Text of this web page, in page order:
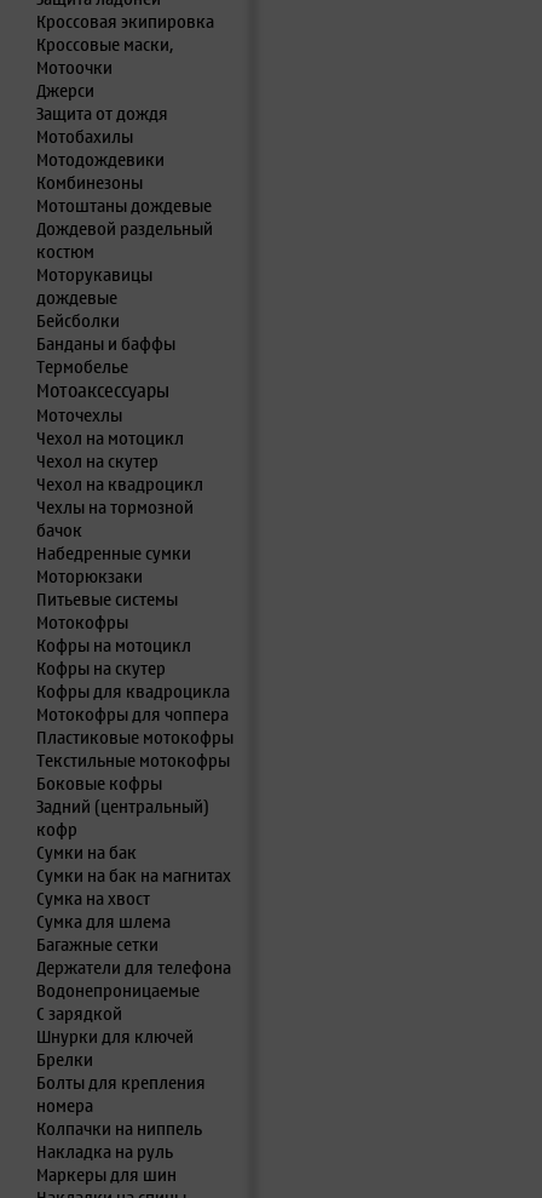
Кроссовая экипировка
Кроссовые маски,
Мотоочки
Джерси
Защита от дождя
Мотобахилы
Мотодождевики
Комбинезоны
Мотоштаны дождевые
Дождевой раздельный
костюм
Моторукавицы
дождевые
Бейсболки
Банданы и баффы
Термобелье
Мотоаксессуары
Моточехлы
Чехол на мотоцикл
Чехол на скутер
Чехол на квадроцикл
Чехлы на тормозной
бачок
Набедренные сумки
Моторюкзаки
Питьевые системы
Мотокофры
Кофры на мотоцикл
Кофры на скутер
Кофры для квадроцикла
Мотокофры для чоппера
Пластиковые мотокофры
Текстильные мотокофры
Боковые кофры
Задний (центральный)
кофр
Сумки на бак
Сумки на бак на магнитах
Сумка на хвост
Сумка для шлема
Багажные сетки
Держатели для телефона
Водонепроницаемые
С зарядкой
Шнурки для ключей
Брелки
Болты для крепления
номера
Колпачки на ниппель
Накладка на руль
Маркеры для шин